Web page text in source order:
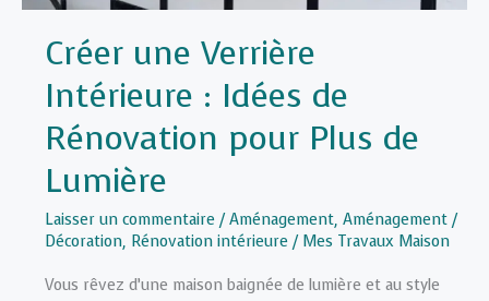
Créer une Verrière
Intérieure : Idées de
Rénovation pour Plus de
Lumière
Laisser un commentaire /Aménagement, Aménagement /
Décoration, Rénovation intérieure / Mes Travaux Maison
Vous rêvez d’une maison baignée de lumière et au style